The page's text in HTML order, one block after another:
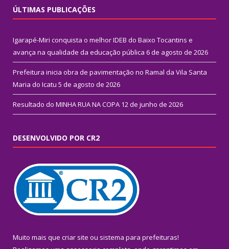
ÚLTIMAS PUBLICAÇÕES
Igarapé-Miri conquista o melhor IDEB do Baixo Tocantins e
avança na qualidade da educação pública 6 de agosto de 2026
Prefeitura inicia obra de pavimentação no Ramal da Vila Santa
Maria do Icatu 5 de agosto de 2026
Resultado do MINHA RUA NA COPA 12 de junho de 2026
DESENVOLVIDO POR CR2
Muito mais que criar site ou sistema para prefeituras!